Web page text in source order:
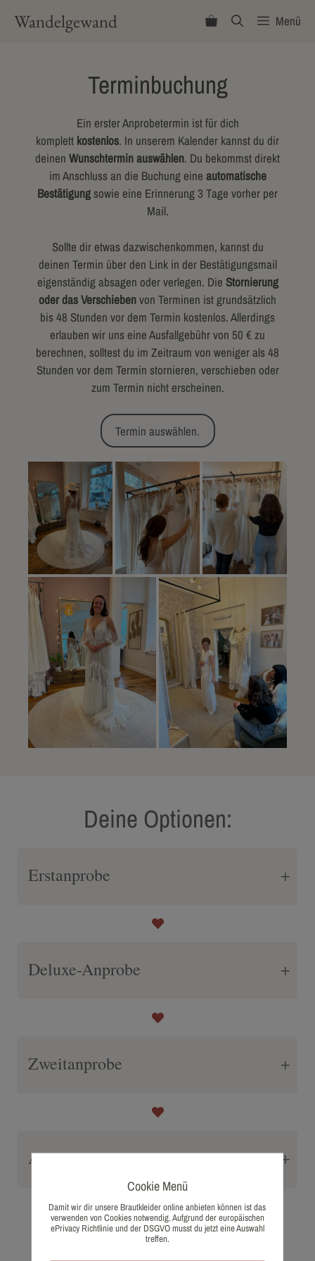
InhaltWandelgewand Menü
Terminbuchung
Ein erster Anprobetermin ist für dich
komplett kostenlos. In unserem Kalender kannst du dir
deinen Wunschtermin auswählen. Du bekommst direkt
im Anschluss an die Buchung eine automatische
Bestätigungsowie eine Erinnerung 3 Tage vorher per
Mail.
Sollte dir etwas dazwischenkommen, kannst du
deinen Termin über den Link in der Bestätigungsmail
eigenständig absagen oder verlegen. Die Stornierung
oder das Verschiebenvon Terminen ist grundsätzlich
bis 48 Stunden vor dem Termin kostenlos. Allerdings
erlauben wir uns eine Ausfallgebühr von 50 € zu
berechnen, solltest du im Zeitraum von weniger als 48
Stunden vor dem Termin stornieren, verschieben oder
zum Termin nicht erscheinen.
Termin auswählen.
Deine Optionen:
Erstanprobe
Deluxe-Anprobe
Zweitanprobe
Accessoire-Anprobe
Nach deiner Anprobe
Cookie Menü
Damit wir dir unsere Brautkleider online anbieten können ist das
verwenden von Cookies notwendig. Aufgrund der europäischen
ePrivacy Richtlinie und der DSGVO musst du jetzt eine Auswahl
treffen.